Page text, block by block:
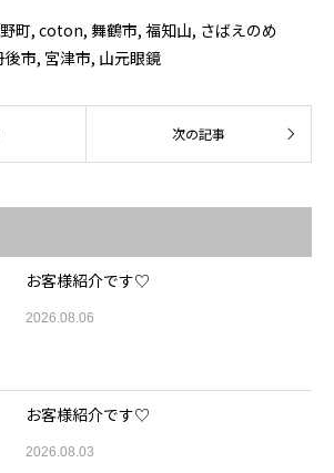
町, coton, 舞鶴市, 福知山, さばえのめ
後市, 宮津市, 山元眼鏡
お客様紹介です♡
2026.08.06
お客様紹介です♡
2026.08.03